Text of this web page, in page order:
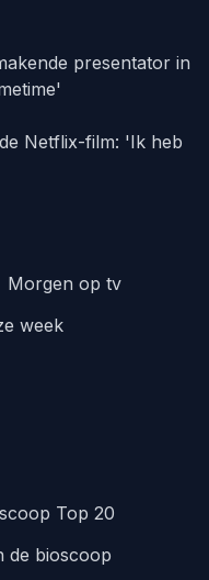
presentator in
Netflix-film: 'Ik heb
Morgen op tv
week
Top 20
de bioscoop